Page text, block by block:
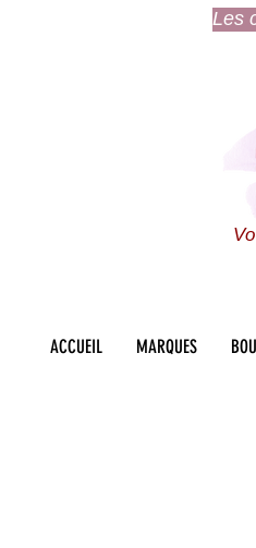
Les
ACCUEIL MARQUES